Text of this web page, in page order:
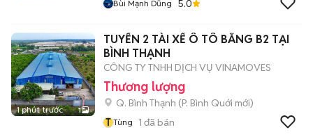
Bùi Mạnh Dũng 5.0
1 phút trước 1
TUYỂN 2 TÀI XẾ Ô TÔ BẰNG B2 TẠI
BÌNH THẠNH
CÔNG TY TNHH DỊCH VỤ VINAMOVES
Thương lượng
Q. Bình Thạnh (P. Bình Quới mới)
T Tùng 1 đã bán